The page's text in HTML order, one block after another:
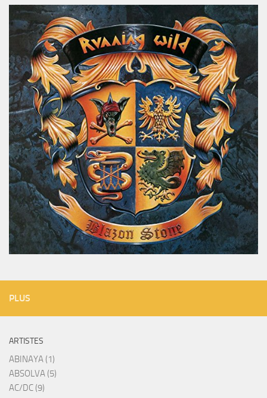
PLUS
ARTISTES
ABINAYA (1)
ABSOLVA (5)
AC/DC (9)